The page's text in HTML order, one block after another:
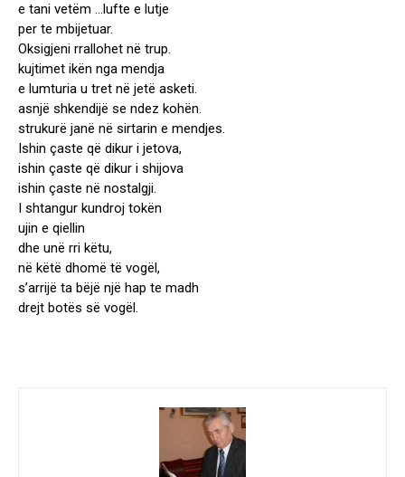
e tani vetëm …lufte e lutje
per te mbijetuar.
Oksigjeni rrallohet në trup.
kujtimet ikën nga mendja
e lumturia u tret në jetë asketi.
asnjë shkendijë se ndez kohën.
strukurë janë në sirtarin e mendjes.
Ishin çaste që dikur i jetova,
ishin çaste që dikur i shijova
ishin çaste në nostalgji.
I shtangur kundroj tokën
ujin e qiellin
dhe unë rri këtu,
në këtë dhomë të vogël,
s’arrijë ta bëjë një hap te madh
drejt botës së vogël.